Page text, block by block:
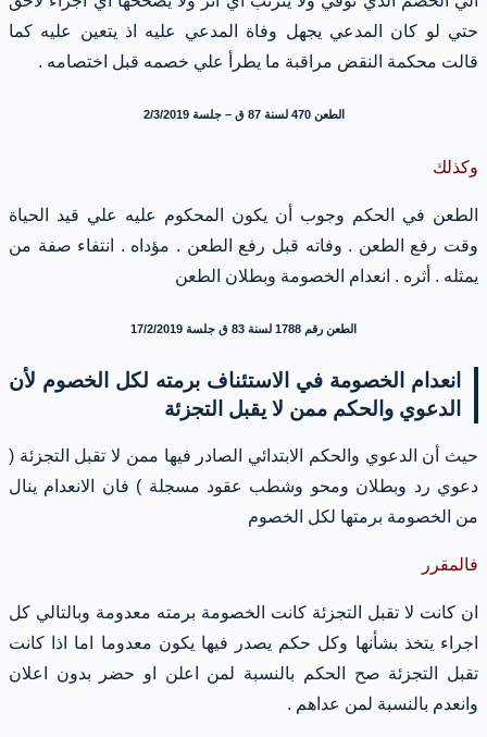
حتي لو كان المدعي يجهل وفاة المدعي عليه اذ يتعين عليه كما
قالت محكمة النقض مراقبة ما يطرأ علي خصمه قبل اختصامه .
الطعن 470 لسنة 87 ق – جلسة 2/3/2019
وكذلك
الطعن في الحكم وجوب أن يكون المحكوم عليه علي قيد الحياة
وقت رفع الطعن . وفاته قبل رفع الطعن . مؤداه . انتفاء صفة من
يمثله . أثره . انعدام الخصومة وبطلان الطعن
الطعن رقم 1788 لسنة 83 ق جلسة 17/2/2019
انعدام الخصومة في الاستئناف برمته لكل الخصوم لأن
الدعوي والحكم ممن لا يقبل التجزئة
حيث أن الدعوي والحكم الابتدائي الصادر فيها ممن لا تقبل التجزئة (
دعوي رد وبطلان ومحو وشطب عقود مسجلة ) فان الانعدام ينال
من الخصومة برمتها لكل الخصوم
فالمقرر
ان كانت لا تقبل التجزئة كانت الخصومة برمته معدومة وبالتالي كل
اجراء يتخذ بشأنها وكل حكم يصدر فيها يكون معدوما اما اذا كانت
تقبل التجزئة صح الحكم بالنسبة لمن اعلن او حضر بدون اعلان
وانعدم بالنسبة لمن عداهم .